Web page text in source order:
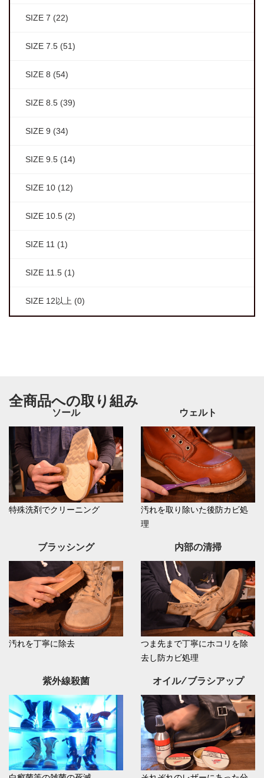
SIZE 7 (22)
SIZE 7.5 (51)
SIZE 8 (54)
SIZE 8.5 (39)
SIZE 9 (34)
SIZE 9.5 (14)
SIZE 10 (12)
SIZE 10.5 (2)
SIZE 11 (1)
SIZE 11.5 (1)
SIZE 12以上 (0)
全商品への取り組み
ソール
特殊洗剤でクリーニング
ウェルト
汚れを取り除いた後防カビ処
理
ブラッシング
汚れを丁寧に除去
内部の清掃
つま先まで丁寧にホコリを除
去し防カビ処理
紫外線殺菌 オイル/ブラシアップ